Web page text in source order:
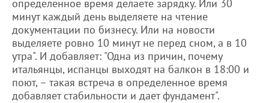
определенное время делаете зарядку. Или 30
минут каждый день выделяете на чтение
документации по бизнесу. Или на новости
выделяете ровно 10 минут не перед сном, а в 10
утра". И добавляет: "Одна из причин, почему
итальянцы, испанцы выходят на балкон в 18:00 и
поют, – такая встреча в определенное время
добавляет стабильности и дает фундамент".